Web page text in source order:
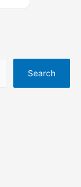
Search